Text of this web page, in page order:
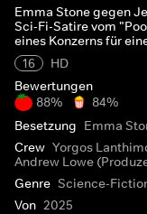
Emma Stone gegen
Sci-Fi-Satire vom
eines Konzerns für
16
HD
Bewertungen
88%
84%
Besetzung Emma
Crew Yorgos
Andrew Lowe
Genre Science-
Von 2025